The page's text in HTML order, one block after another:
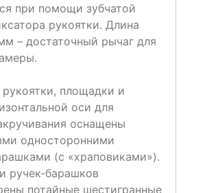
при помощи зубчатой
рукоятки. Длина
– достаточный рычаг для
площадки и
оси для
оснащены
односторонними
(с «храповиками»).
ручек-барашков
потайные шестигранные